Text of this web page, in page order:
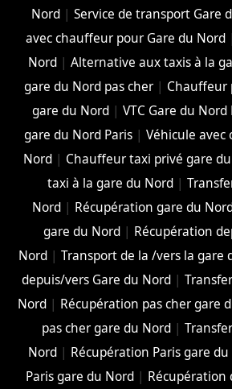
Nord| Service de transport Gare
avec chauffeur pour Gare du Nord|
Nord| Alternative aux taxis à la
gare du Nord pas cher| Chauffeur
gare du Nord| VTC Gare du Nord
gare du Nord Paris |Véhicule
Nord | Chauffeur taxi privé gare
taxi à la gare du Nord|
Nord| Récupération gare du
gare du Nord| Récupération
Nord| Transport de la /vers la gare
depuis/vers Gare du Nord|
Nord | Récupération pas cher gare
pas cher gare du Nord |
Nord | Récupération Paris gare
Paris gare du Nord| Récupération